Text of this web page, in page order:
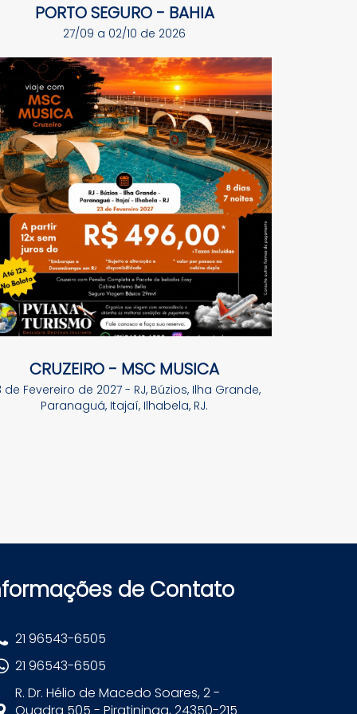
PORTO SEGURO - BAHIA
27/09 a 02/10 de 2026
CRUZEIRO - MSC MUSICA
de Fevereiro de 2027 - RJ, Búzios, Ilha Grande,
Paranaguá, Itajaí, Ilhabela, RJ.
de Contato
21 96543-6505
21 96543-6505
R. Dr. Hélio de Macedo Soares, 2 -